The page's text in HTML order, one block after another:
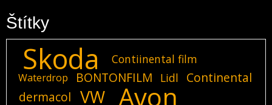
Štítky
Skoda Contiinental film
Waterdrop BONTONFILM Lidl
Continental
dermacol
VW Avon